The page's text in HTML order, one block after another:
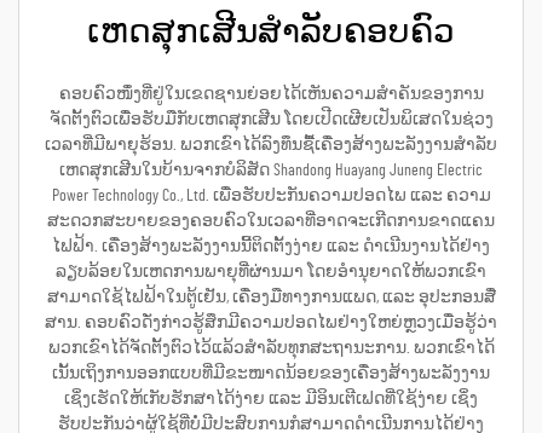
ເຫດສຸກເສີນສຳລັບຄອບຄົວ
ຄອບຄົວໜຶ່ງທີ່ຢູ່ໃນເຂດຊານຍ່ອຍໄດ້ເຫັນຄວາມສຳຄັນຂອງການ
ຈັດຕັ້ງຕົວເພື່ອຮັບມືກັບເຫດສຸກເສີນ ໂດຍເປີດເຜີຍເປັນພິເສດໃນຊ່ວງ
ເວລາທີ່ມີພາຍຸຮ້ອນ. ພວກເຂົາໄດ້ລົງທຶນຊື້ເຄື່ອງສ້າງພະລັງງານສຳລັບ
ເຫດສຸກເສີນໃນບ້ານຈາກບໍລິສັດ Shandong Huayang Juneng Electric
Power Technology Co., Ltd. ເພື່ອຮັບປະກັນຄວາມປອດໄພ ແລະ ຄວາມ
ສະດວກສະບາຍຂອງຄອບຄົວໃນເວລາທີ່ອາດຈະເກີດການຂາດແຄນ
ໄຟຟ້າ. ເຄື່ອງສ້າງພະລັງງານນີ້ຕິດຕັ້ງງ່າຍ ແລະ ດຳເນີນງານໄດ້ຢ່າງ
ລຽບລ້ອຍໃນເຫດການພາຍຸທີ່ຜ່ານມາ ໂດຍອຳນຸຍາດໃຫ້ພວກເຂົາ
ສາມາດໃຊ້ໄຟຟ້າໃນຕູ້ເຢັນ, ເຄື່ອງມືທາງການແພດ, ແລະ ອຸປະກອນສື່
ສານ. ຄອບຄົວດັ່ງກ່າວຮູ້ສຶກມີຄວາມປອດໄພຢ່າງໃຫຍ່ຫຼວງເມື່ອຮູ້ວ່າ
ພວກເຂົາໄດ້ຈັດຕັ້ງຕົວໄວ້ແລ້ວສຳລັບທຸກສະຖານະການ. ພວກເຂົາໄດ້
ເນັ້ນເຖິງການອອກແບບທີ່ມີຂະໜາດນ້ອຍຂອງເຄື່ອງສ້າງພະລັງງານ
ເຊິ່ງເຮັດໃຫ້ເກັບຮັກສາໄດ້ງ່າຍ ແລະ ມີອິນເຕີເຟດທີ່ໃຊ້ງ່າຍ ເຊິ່ງ
ຮັບປະກັນວ່າຜູ້ໃຊ້ທີ່ບໍ່ມີປະສົບການກໍສາມາດດຳເນີນການໄດ້ຢ່າງ